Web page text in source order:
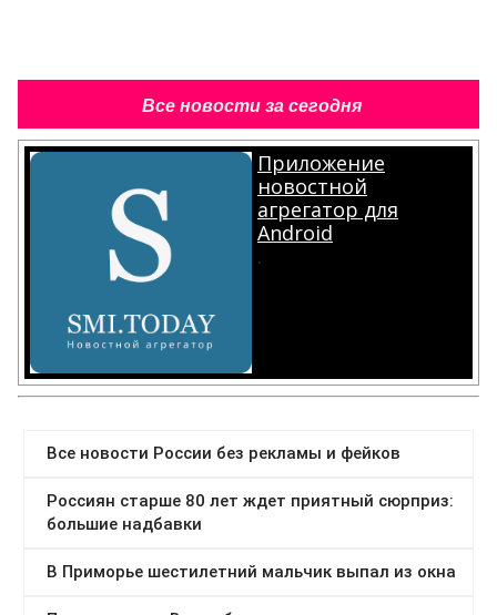
Все новости за сегодня
Приложение
новостной
агрегатор для
Android
.